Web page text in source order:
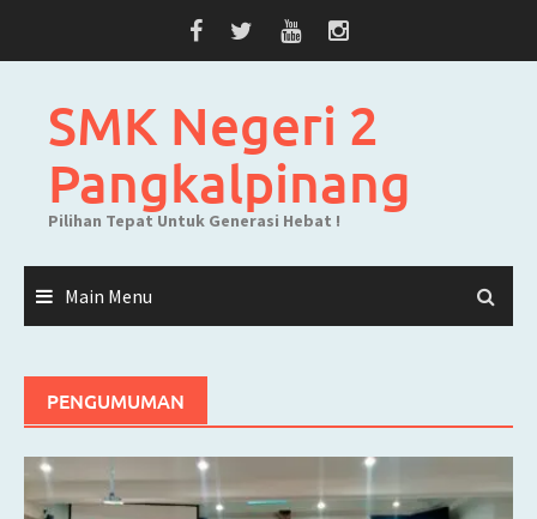
SMK Negeri 2
Pangkalpinang
Pilihan Tepat Untuk Generasi Hebat !
Main Menu
PENGUMUMAN